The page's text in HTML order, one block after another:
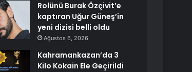
Rolünü Burak Özçivit’e
kaptıran Uğur Güneş’in
yeni dizisi belli oldu
Ağustos 6, 2026
Kahramankazan’da 3
Kilo Kokain Ele Geçirildi